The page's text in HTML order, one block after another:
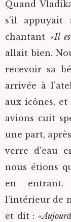
Quand
s’il
chantant «Il
allait bien.
recevoir sa
arrivée à
aux icônes,
avions cuit
une part,
verre d’eau
nous étions
en
l’intérieur de
et dit :